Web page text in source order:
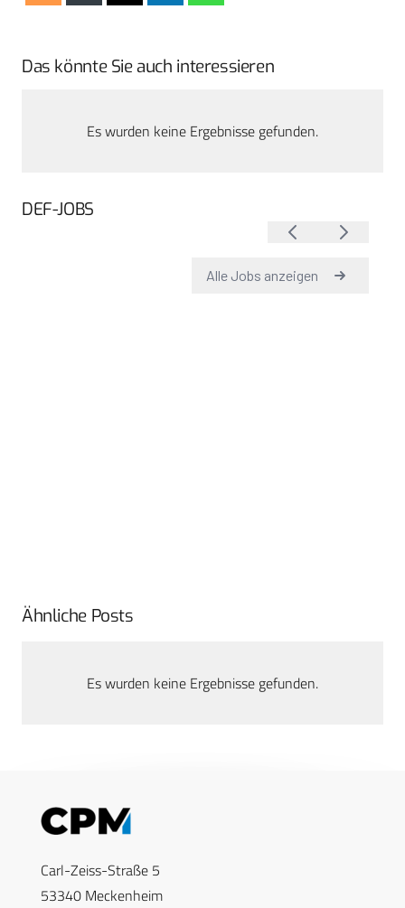
Das könnte Sie auch interessieren
Es wurden keine Ergebnisse gefunden.
DEF-JOBS
Ähnliche Posts
Es wurden keine Ergebnisse gefunden.
Carl-Zeiss-Straße 5
53340 Meckenheim